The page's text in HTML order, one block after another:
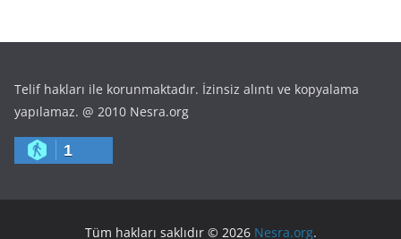
Telif hakları ile korunmaktadır. İzinsiz alıntı ve kopyalama
yapılamaz. @ 2010 Nesra.org
1
Tüm hakları saklıdır © 2026 Nesra.org.